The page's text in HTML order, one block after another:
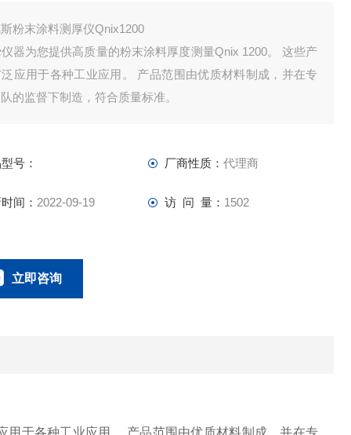
粉末涂料测厚仪Qnix1200
器为您提供高质量的粉末涂料厚度测量Qnix 1200。 这些产
应用于各种工业应用。 产品范围由优质材料制成，并在专
的监督下制造，符合质量标准。
号： 厂商性质： 代理商
间： 2022-09-19 访 问 量： 1502
立即咨询
于各种工业应用。 产品范围由优质材料制成，并在专